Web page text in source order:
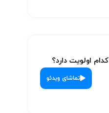
اولویت دارد؟
تماشای ویدئو